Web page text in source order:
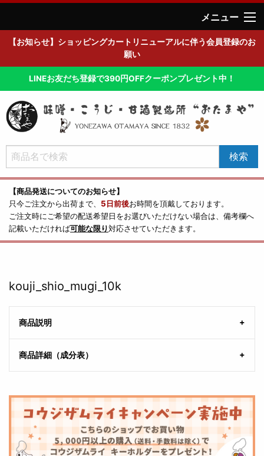
メニュー
【お知らせ】ショッピングカートリニューアルに伴う会員登録のお
願い
LINEお友だち登録で390円OFFクーポンプレゼント中！
【商品発送についてのお知らせ】
只今ご注文から出荷まで、 5日前後お時間を頂戴しております。
ご注文時にご希望の配送希望日をお選びいただけない場合は、備考欄へ
記載いただければ可能な限り対応させていただきます。
kouji_shio_mugi_10k
商品説明
商品詳細（成分表）